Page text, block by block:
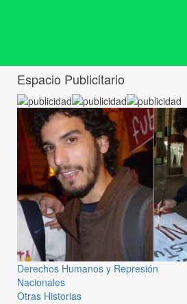
Espacio Publicitario
Derechos Humanos y Represión
Nacionales
Otras Historias